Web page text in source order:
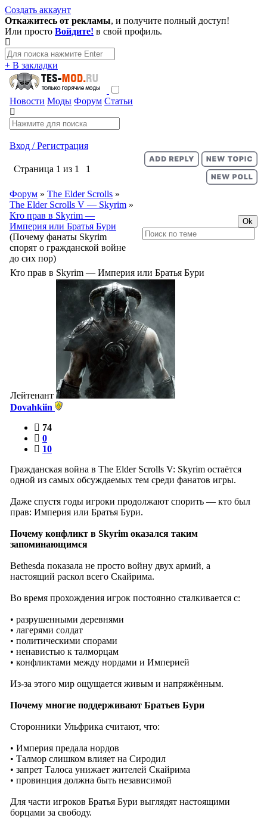
Создать аккаунт
Откажитесь от рекламы, и получите полный доступ!
Или просто Войдите! в свой профиль.
+ В закладки
Новости Моды Форум Статьи
Вход / Регистрация
Страница 1 из 1 1
Форум » The Elder Scrolls »
The Elder Scrolls V — Skyrim »
Кто прав в Skyrim —
Империя или Братья Бури
(Почему фанаты Skyrim
спорят о гражданской войне
до сих пор)
Кто прав в Skyrim — Империя или Братья Бури
Лейтенант
Dovahkiin
74
0
10
Гражданская война в The Elder Scrolls V: Skyrim остаётся
одной из самых обсуждаемых тем среди фанатов игры.
Даже спустя годы игроки продолжают спорить — кто был
прав: Империя или Братья Бури.
Почему конфликт в Skyrim оказался таким
запоминающимся
Bethesda показала не просто войну двух армий, а
настоящий раскол всего Скайрима.
Во время прохождения игрок постоянно сталкивается с:
• разрушенными деревнями
• лагерями солдат
• политическими спорами
• ненавистью к талморцам
• конфликтами между нордами и Империей
Из-за этого мир ощущается живым и напряжённым.
Почему многие поддерживают Братьев Бури
Сторонники Ульфрика считают, что:
• Империя предала нордов
• Талмор слишком влияет на Сиродил
• запрет Талоса унижает жителей Скайрима
• провинция должна быть независимой
Для части игроков Братья Бури выглядят настоящими
борцами за свободу.